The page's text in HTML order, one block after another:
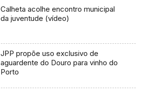
Calheta acolhe encontro municipal
da juventude (vídeo)
JPP propõe uso exclusivo de
aguardente do Douro para vinho do
Porto